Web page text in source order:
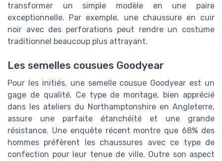
transformer un simple modèle en une paire
exceptionnelle. Par exemple, une chaussure en cuir
noir avec des perforations peut rendre un costume
traditionnel beaucoup plus attrayant.
Les semelles cousues Goodyear
Pour les initiés, une semelle cousue Goodyear est un
gage de qualité. Ce type de montage, bien apprécié
dans les ateliers du Northamptonshire en Angleterre,
assure une parfaite étanchéité et une grande
résistance. Une enquête récent montre que 68% des
hommes préfèrent les chaussures avec ce type de
confection pour leur tenue de ville. Outre son aspect